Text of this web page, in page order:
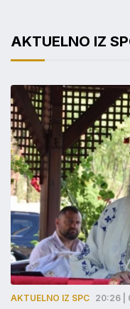
AKTUELNO IZ
AKTUELNO IZ SPC 20:26 |